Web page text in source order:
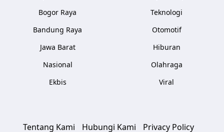
Bogor Raya
Bandung Raya
Jawa Barat
Nasional
Ekbis
Teknologi
Otomotif
Hiburan
Olahraga
Viral
Tentang Kami Hubungi Kami Privacy Policy